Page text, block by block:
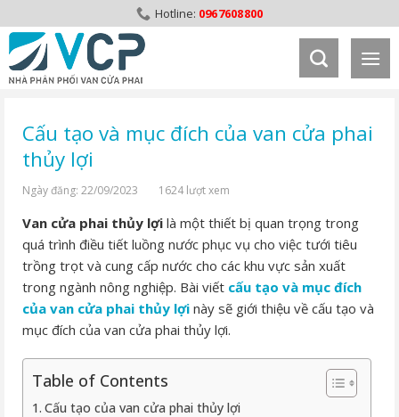
to
content
0967608800
Cấu tạo và mục đích của van cửa phai
thủy lợi
Ngày đăng: 22/09/2023 1624 lượt xem
Van cửa phai thủy lợi là một thiết bị quan trọng trong
quá trình điều tiết luồng nước phục vụ cho việc tưới tiêu
trồng trọt và cung cấp nước cho các khu vực sản xuất
trong ngành nông nghiệp. Bài viết cấu tạo và mục đích
của van cửa phai thủy lợi này sẽ giới thiệu về cấu tạo và
mục đích của van cửa phai thủy lợi.
Table of Contents
Cấu tạo của van cửa phai thủy lợi